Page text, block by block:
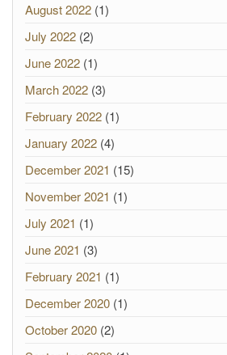
August 2022 (1)
July 2022 (2)
June 2022 (1)
March 2022 (3)
February 2022 (1)
January 2022 (4)
December 2021 (15)
November 2021 (1)
July 2021 (1)
June 2021 (3)
February 2021 (1)
December 2020 (1)
October 2020 (2)